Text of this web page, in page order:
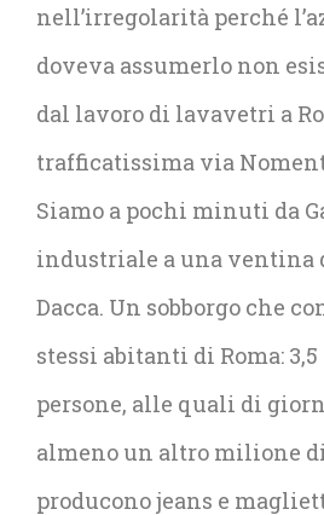
nell’irregolarità perché
doveva assumerlo non
dal lavoro di lavavetri a
trafficatissima via
Siamo a pochi minuti da
industriale a una ventina
Dacca. Un sobborgo che
stessi abitanti di Roma:
persone, alle quali di
almeno un altro milione
producono jeans e